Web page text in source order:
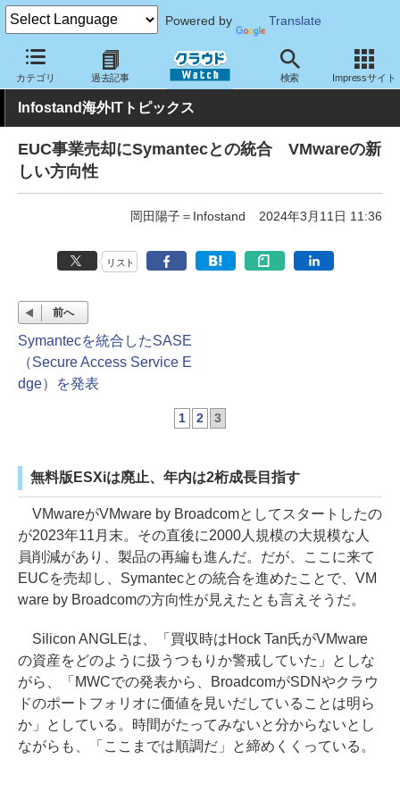
Powered by Translate
カテゴリ 過去記事 検索 Impressサイト
クラウド Watch トピック 業界動向
Infostand海外ITトピックス
EUC事業売却にSymantecとの統合 VMwareの新
しい方向性
岡田陽子＝Infostand 2024年3月11日 11:36
リスト
前へ
Symantecを統合したSASE
（Secure Access Service E
dge）を発表
1 2 3
無料版ESXiは廃止、年内は2桁成長目指す
VMwareがVMware by Broadcomとしてスタートしたの
が2023年11月末。その直後に2000人規模の大規模な人
員削減があり、製品の再編も進んだ。だが、ここに来て
EUCを売却し、Symantecとの統合を進めたことで、VM
ware by Broadcomの方向性が見えたとも言えそうだ。
Silicon ANGLEは、「買収時はHock Tan氏がVMware
の資産をどのように扱うつもりか警戒していた」としな
がら、「MWCでの発表から、BroadcomがSDNやクラウ
ドのポートフォリオに価値を見いだしていることは明ら
か」としている。時間がたってみないと分からないとし
ながらも、「ここまでは順調だ」と締めくくっている。